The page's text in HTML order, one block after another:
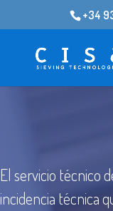
+34
Nuestro
garantizar su
El servicio técnico
incidencia técnica